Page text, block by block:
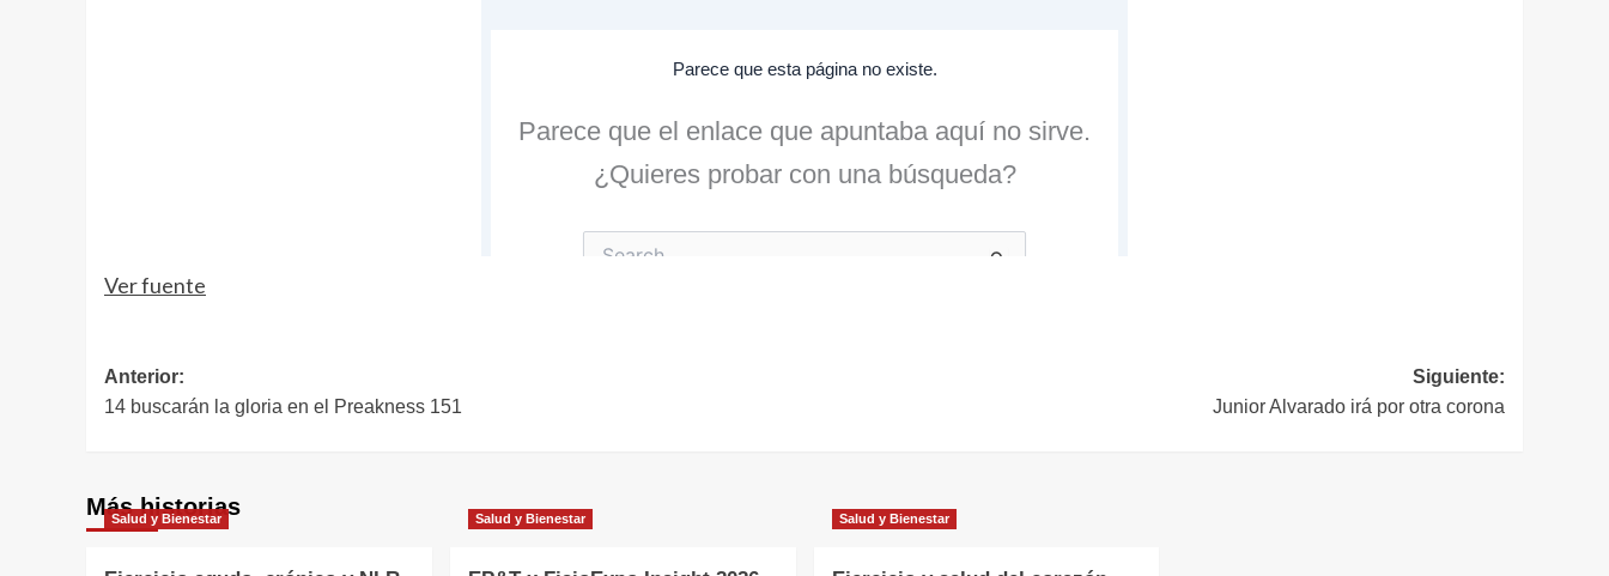
Ver fuente
Navegación
de
Anterior:
14 buscarán la gloria en el Preakness 151
Siguiente:
Junior Alvarado irá por otra corona
Más historias
Salud y Bienestar Salud y Bienestar Salud y Bienestar